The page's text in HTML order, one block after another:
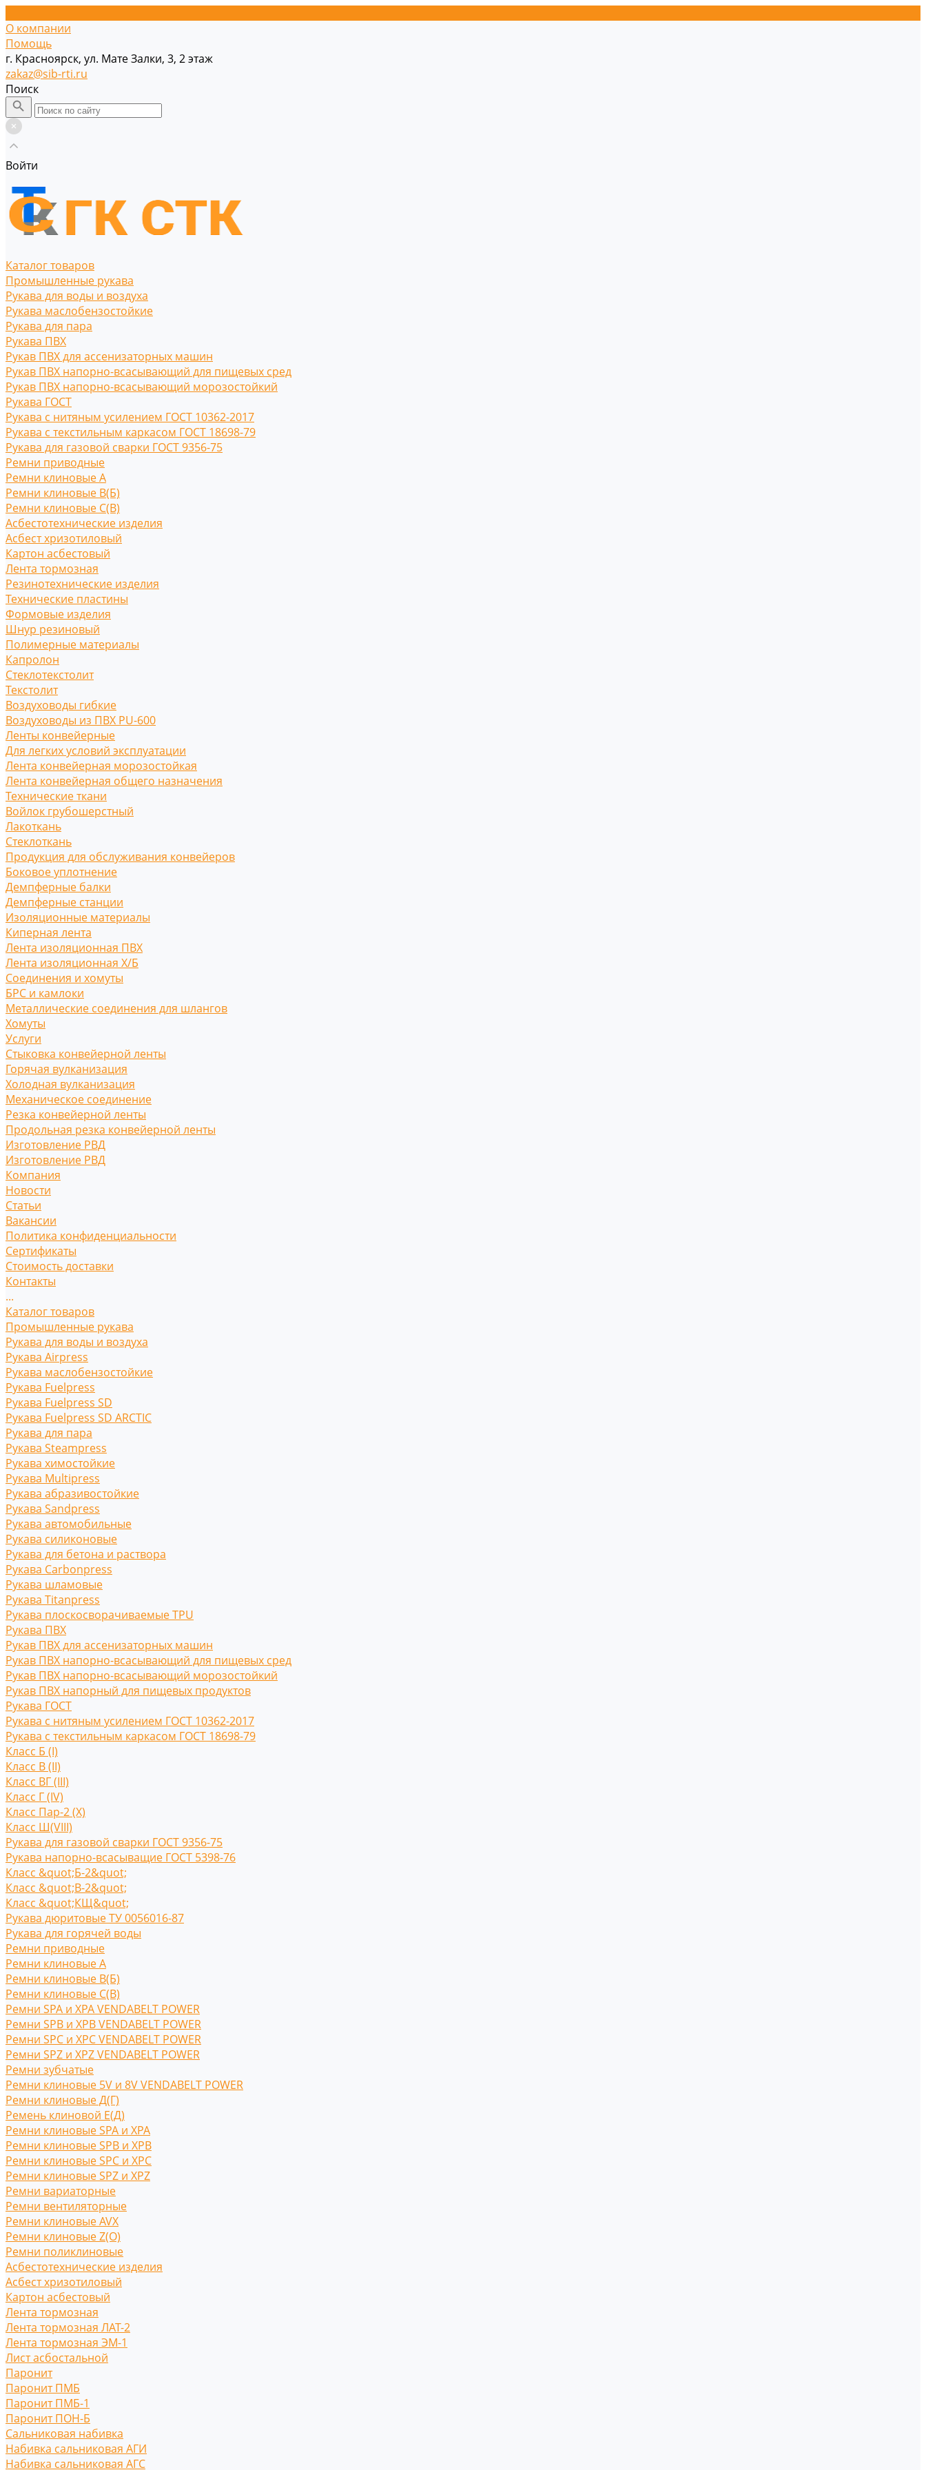
О компании
Помощь
г. Красноярск, ул. Мате Залки, 3, 2 этаж
zakaz@sib-rti.ru
Поиск
Войти
Каталог товаров
Промышленные рукава
Рукава для воды и воздуха
Рукава маслобензостойкие
Рукава для пара
Рукава ПВХ
Рукав ПВХ для ассенизаторных машин
Рукав ПВХ напорно-всасывающий для пищевых сред
Рукав ПВХ напорно-всасывающий морозостойкий
Рукава ГОСТ
Рукава с нитяным усилением ГОСТ 10362-2017
Рукава с текстильным каркасом ГОСТ 18698-79
Рукава для газовой сварки ГОСТ 9356-75
Ремни приводные
Ремни клиновые A
Ремни клиновые В(Б)
Ремни клиновые С(B)
Асбестотехнические изделия
Асбест хризотиловый
Картон асбестовый
Лента тормозная
Резинотехнические изделия
Технические пластины
Формовые изделия
Шнур резиновый
Полимерные материалы
Капролон
Стеклотекстолит
Текстолит
Воздуховоды гибкие
Воздуховоды из ПВХ PU-600
Ленты конвейерные
Для легких условий эксплуатации
Лента конвейерная морозостойкая
Лента конвейерная общего назначения
Технические ткани
Войлок грубошерстный
Лакоткань
Стеклоткань
Продукция для обслуживания конвейеров
Боковое уплотнение
Демпферные балки
Демпферные станции
Изоляционные материалы
Киперная лента
Лента изоляционная ПВХ
Лента изоляционная Х/Б
Соединения и хомуты
БРС и камлоки
Металлические соединения для шлангов
Хомуты
Услуги
Стыковка конвейерной ленты
Горячая вулканизация
Холодная вулканизация
Механическое соединение
Резка конвейерной ленты
Продольная резка конвейерной ленты
Изготовление РВД
Изготовление РВД
Компания
Новости
Статьи
Вакансии
Политика конфиденциальности
Сертификаты
Стоимость доставки
Контакты
...
Каталог товаров
Промышленные рукава
Рукава для воды и воздуха
Рукава Airpress
Рукава маслобензостойкие
Рукава Fuelpress
Рукава Fuelpress SD
Рукава Fuelpress SD ARCTIC
Рукава для пара
Рукава Steampress
Рукава химостойкие
Рукава Multipress
Рукава абразивостойкие
Рукава Sandpress
Рукава автомобильные
Рукава силиконовые
Рукава для бетона и раствора
Рукава Carbonpress
Рукава шламовые
Рукава Titanpress
Рукава плоскосворачиваемые TPU
Рукава ПВХ
Рукав ПВХ для ассенизаторных машин
Рукав ПВХ напорно-всасывающий для пищевых сред
Рукав ПВХ напорно-всасывающий морозостойкий
Рукав ПВХ напорный для пищевых продуктов
Рукава ГОСТ
Рукава с нитяным усилением ГОСТ 10362-2017
Рукава с текстильным каркасом ГОСТ 18698-79
Класс Б (I)
Класс В (II)
Класс ВГ (III)
Класс Г (IV)
Класс Пар-2 (X)
Класс Ш(VIII)
Рукава для газовой сварки ГОСТ 9356-75
Рукава напорно-всасыващие ГОСТ 5398-76
Класс &quot;Б-2&quot;
Класс &quot;В-2&quot;
Класс &quot;КЩ&quot;
Рукава дюритовые ТУ 0056016-87
Рукава для горячей воды
Ремни приводные
Ремни клиновые A
Ремни клиновые В(Б)
Ремни клиновые С(B)
Ремни SPA и XPA VENDABELT POWER
Ремни SPB и XPB VENDABELT POWER
Ремни SPC и XPC VENDABELT POWER
Ремни SPZ и XPZ VENDABELT POWER
Ремни зубчатые
Ремни клиновые 5V и 8V VENDABELT POWER
Ремни клиновые Д(Г)
Ремень клиновой Е(Д)
Ремни клиновые SPA и XPA
Ремни клиновые SPB и XPB
Ремни клиновые SPC и XPC
Ремни клиновые SPZ и XPZ
Ремни вариаторные
Ремни вентиляторные
Ремни клиновые AVX
Ремни клиновые Z(O)
Ремни поликлиновые
Асбестотехнические изделия
Асбест хризотиловый
Картон асбестовый
Лента тормозная
Лента тормозная ЛАТ-2
Лента тормозная ЭМ-1
Лист асбостальной
Паронит
Паронит ПМБ
Паронит ПМБ-1
Паронит ПОН-Б
Сальниковая набивка
Набивка сальниковая АГИ
Набивка сальниковая АГС